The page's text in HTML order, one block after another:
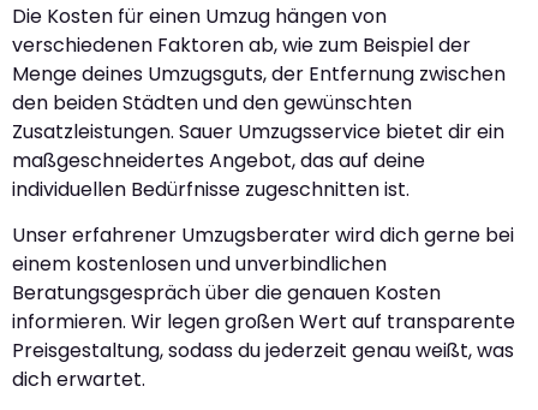
Die Kosten für einen Umzug hängen von
verschiedenen Faktoren ab, wie zum Beispiel der
Menge deines Umzugsguts, der Entfernung zwischen
den beiden Städten und den gewünschten
Zusatzleistungen. Sauer Umzugsservice bietet dir ein
maßgeschneidertes Angebot, das auf deine
individuellen Bedürfnisse zugeschnitten ist.
Unser erfahrener Umzugsberater wird dich gerne bei
einem kostenlosen und unverbindlichen
Beratungsgespräch über die genauen Kosten
informieren. Wir legen großen Wert auf transparente
Preisgestaltung, sodass du jederzeit genau weißt, was
dich erwartet.